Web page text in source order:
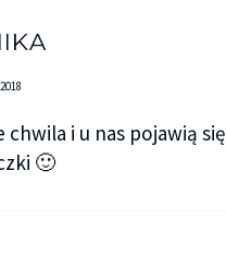
chwila i u nas pojawią
🙂